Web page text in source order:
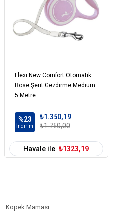
Flexi New Comfort Otomatik
Rose Şerit Gezdirme Medium
5 Metre
%23
İndirim
₺1.350,19
₺1.750,00
Havale ile: ₺1323,19
Köpek Maması